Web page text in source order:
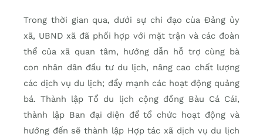
Trong thời gian qua, dưới sự chi đạo cùa Đảng ủy
xã, UBND xã đã phối hợp với mặt trận và các đoàn
thể của xã quan tâm, hướng dẫn hỗ trợ cùng bà
con nhân dân đầu tư du lịch, nâng cao chất lượng
các dịch vụ du lịch; đẩy mạnh các hoạt động quảng
bá. Thành lập Tổ du lịch cộng đồng Bàu Cá Cái,
thành lập Ban đại diện để tổ chức hoạt động và
hướng đến sẽ thành lập Hợp tác xã dịch vụ du lịch